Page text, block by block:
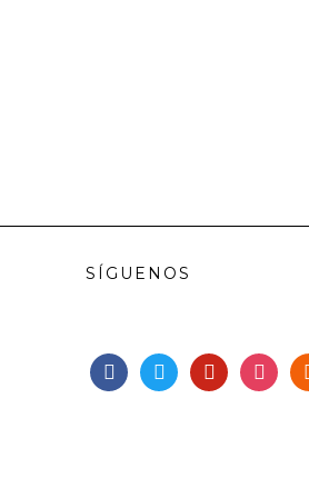
SÍGUENOS
facebooktwitter pinterestinstagramrss